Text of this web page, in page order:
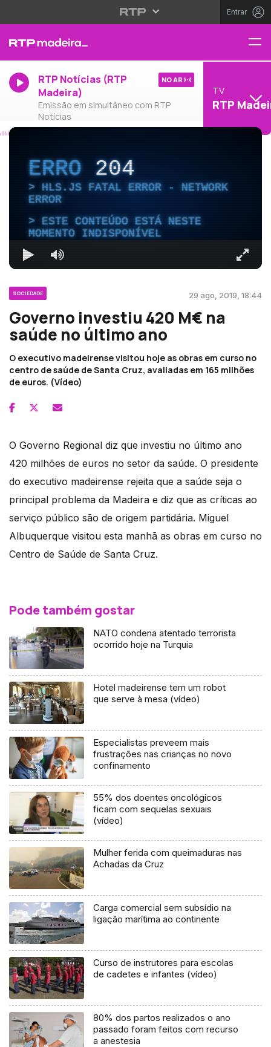
Entrar
RTP Notícias (RTP
Madeira)
Emissão em simultâneo com RTP
Notícias
NO AR
TV
RTP
ERRO204
HLS.JS FATAL ERROR - NETWORK
ERROR
ESTE CONTEÚDO ESTÁ NESTE
MOMENTO INDISPONÍVEL
SOCIEDADE 29 ago, 2019, 18:44
Governo investiu 420 M€ na
saúde no último ano
O executivo madeirense visitou hoje as obras em curso no
centro de saúde de Santa Cruz, avaliadas em 165 milhões
de euros. (Vídeo)
O Governo Regional diz que investiu no último ano
420 milhões de euros no setor da saúde. O presidente
do executivo madeirense rejeita que a saúde seja o
principal problema da Madeira e diz que as críticas ao
serviço público são de origem partidária. Miguel
Albuquerque visitou esta manhã as obras em curso no
Centro de Saúde de Santa Cruz.
Pode também gostar
NATO condena atentado terrorista
ocorrido hoje na Turquia
Hotel madeirense tem um robot
que serve à mesa (vídeo)
Especialistas preveem mais
frustrações nas crianças no novo
confinamento
55% dos doentes oncológicos
ficam com sequelas sexuais
(vídeo)
Mulher ferida com queimaduras nas
Achadas da Cruz
Carga comercial sem subsídio na
ligação marítima ao continente
Curso de instrutores para escolas
de cadetes e infantes (vídeo)
80% dos partos realizados o ano
passado foram feitos com recurso
a anestesia